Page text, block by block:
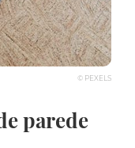
© PEXELS
parede